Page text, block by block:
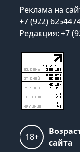
Реклама на
+7 (922)
Редакция: +7
18+
сайта